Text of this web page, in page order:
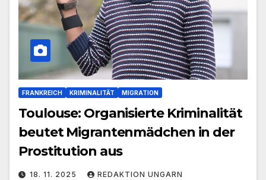
FRANKREICH KRIMINALITÄT MIGRATION
Toulouse: Organisierte Kriminalität
beutet Migrantenmädchen in der
Prostitution aus
18. 11. 2025 REDAKTION UNGARN